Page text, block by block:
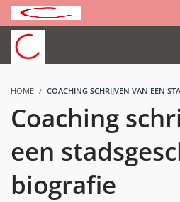
HOME COACHING SCHRIJVEN VAN EEN
Coaching
een
biografie